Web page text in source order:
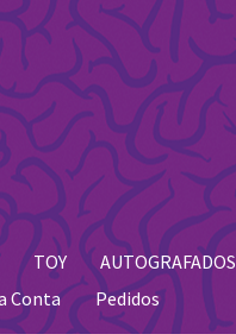
TOY AUTOGRAFADOS
Conta Pedidos